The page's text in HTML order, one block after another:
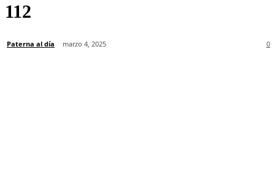
112
Paterna al día marzo 4, 2025 0